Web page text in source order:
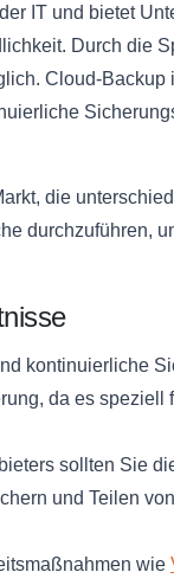
IT und bietet
Durch die
Cloud-
die
durchzuführen,
kontinuierliche
da es speziell
sollten Sie
und Teilen
wie